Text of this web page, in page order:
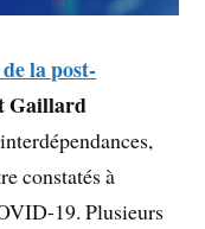
la post-
Gaillard
constatés à
19. Plusieurs